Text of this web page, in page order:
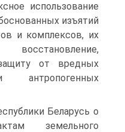
использование
изъятий
и комплексов, их
от вредных
антропогенных
Беларусь о
зе­мельного